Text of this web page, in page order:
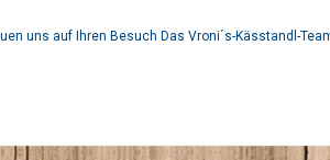
uns auf Ihren Besuch Das Vroni´s-Kässtandl-